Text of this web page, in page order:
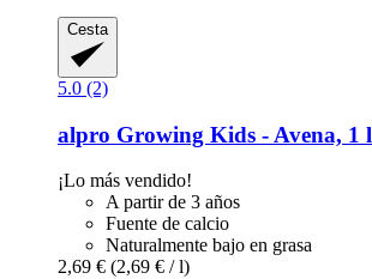
Cesta
5.0 (2)
alpro Growing Kids -​ Avena, 1 l
¡Lo más vendido!
A partir de 3 años
Fuente de calcio
Naturalmente bajo en grasa
2,69 € (2,69 € / l)